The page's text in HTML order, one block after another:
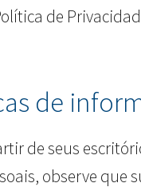
de
de
de seus
observe